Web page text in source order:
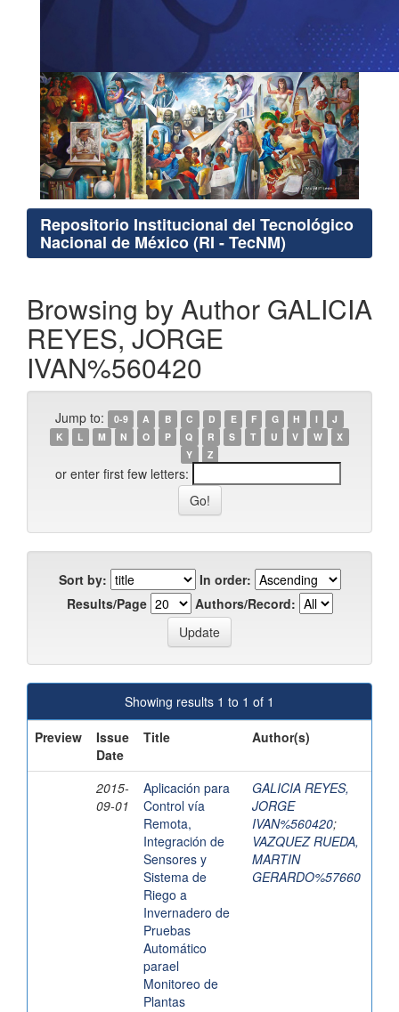
Repositorio Institucional del Tecnológico
Nacional de México (RI - TecNM)
Browsing by Author GALICIA
REYES, JORGE
IVAN%560420
Jump to: 0-9 A B C D E F G H I
J
K
L M N O P Q R S T U V W
X
Y
Z
or enter first few letters:
Sort by:
In order:
Results/Page
Authors/Record:
Showing results 1 to 1 of 1
Preview
Issue
Date
Title Author(s)
2015-
09-01
Aplicación para
Control vía
Remota,
Integración de
Sensores y
Sistema de
Riego a
Invernadero de
Pruebas
Automático
parael
Monitoreo de
Plantas
GALICIA REYES,
JORGE
IVAN%560420;
VAZQUEZ RUEDA,
MARTIN
GERARDO%57660